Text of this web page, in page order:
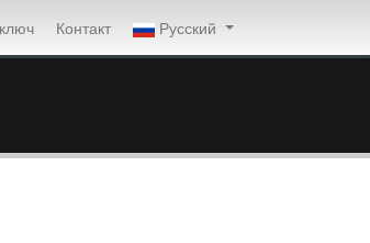
Контакт Русский